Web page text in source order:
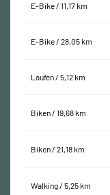
E-Bike / 11,17 km
E-Bike / 28,05 km
Laufen / 5,12 km
Biken / 19,68 km
Biken / 21,18 km
Walking / 5,25 km